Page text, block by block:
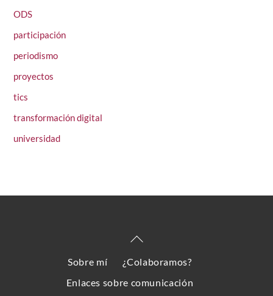
ODS
participación
periodismo
proyectos
tics
transformación digital
universidad
Back
Top
Sobre mí
¿Colaboramos?
Enlaces sobre comunicación